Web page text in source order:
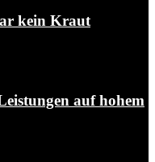
kein Kraut
auf hohem